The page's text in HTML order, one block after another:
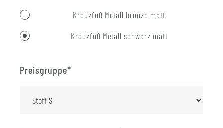
Kreuzfuß Metall bronze matt
Kreuzfuß Metall schwarz matt
Preisgruppe*